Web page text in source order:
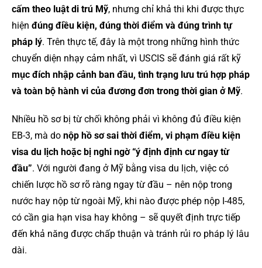
cấm theo luật di trú Mỹ, nhưng chỉ khả thi khi được thực
hiện đúng điều kiện, đúng thời điểm và đúng trình tự
pháp lý. Trên thực tế, đây là một trong những hình thức
chuyển diện nhạy cảm nhất, vì USCIS sẽ đánh giá rất kỹ
mục đích nhập cảnh ban đầu, tình trạng lưu trú hợp pháp
và toàn bộ hành vi của đương đơn trong thời gian ở Mỹ.
Nhiều hồ sơ bị từ chối không phải vì không đủ điều kiện
EB-3, mà do nộp hồ sơ sai thời điểm, vi phạm điều kiện
visa du lịch hoặc bị nghi ngờ “ý định định cư ngay từ
đầu”. Với người đang ở Mỹ bằng visa du lịch, việc có
chiến lược hồ sơ rõ ràng ngay từ đầu – nên nộp trong
nước hay nộp từ ngoài Mỹ, khi nào được phép nộp I-485,
có cần gia hạn visa hay không – sẽ quyết định trực tiếp
đến khả năng được chấp thuận và tránh rủi ro pháp lý lâu
dài.